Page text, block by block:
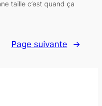
taille c’est quand ça
Page suivante →